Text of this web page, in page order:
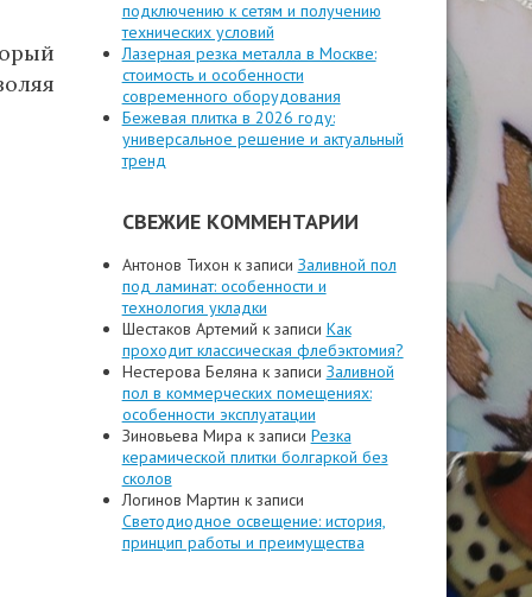
подключению к сетям и получению
технических условий
Лазерная резка металла в Москве:
стоимость и особенности
современного оборудования
Бежевая плитка в 2026 году:
универсальное решение и актуальный
тренд
СВЕЖИЕ КОММЕНТАРИИ
Антонов Тихон к записи Заливной пол
под ламинат: особенности и
технология укладки
Шестаков Артемий к записи Как
проходит классическая флебэктомия?
Нестерова Беляна к записи Заливной
пол в коммерческих помещениях:
особенности эксплуатации
Зиновьева Мира к записи Резка
керамической плитки болгаркой без
сколов
Логинов Мартин к записи
Светодиодное освещение: история,
принцип работы и преимущества